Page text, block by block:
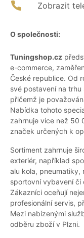
Zobrazit
O společnosti:
Tuningshop.cz
e-commerce,
České republice. Od
své postavení na
přičemž je
Nabídka tohoto
zahrnuje více než 50
značek určených k
Sortiment zahrnuje
exteriér, například
alu kola, pneumatiky,
sportovní vybavení či
Zákazníci oceňují
profesionální servis,
Mezi nabízenými
odběru zboží v Plzni.